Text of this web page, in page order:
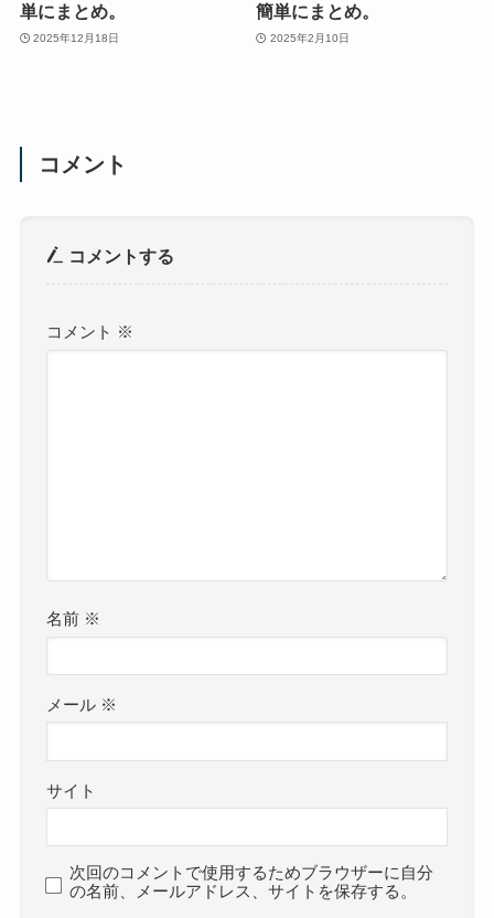
単にまとめ。
2025年12月18日
簡単にまとめ。
2025年2月10日
コメント
コメントする
コメント ※
名前 ※
メール ※
サイト
次回のコメントで使用するためブラウザーに自分
の名前、メールアドレス、サイトを保存する。